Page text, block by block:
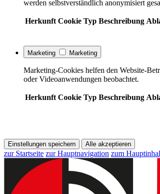
werden selbstverständlich anonymisiert
Herkunft Cookie Typ Beschreibung
Marketing Marketing
Marketing-Cookies helfen den Website-
oder Videoanwendungen beobachtet.
Herkunft Cookie Typ Beschreibung
Einstellungen speichern Alle akzeptieren
zur Startseite zur Hauptnavigation zum